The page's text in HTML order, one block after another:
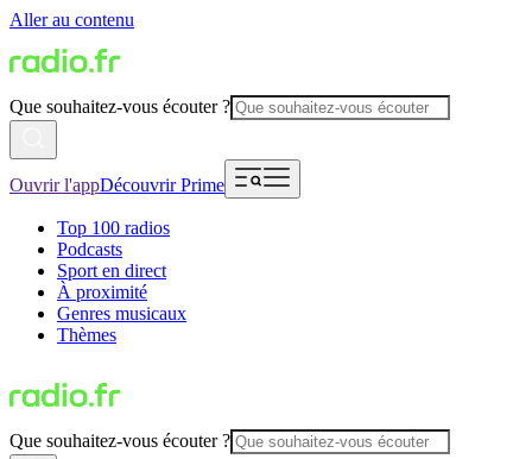
Aller au contenu
Que souhaitez-vous écouter ?
Ouvrir l'appDécouvrir Prime
Top 100 radios
Podcasts
Sport en direct
À proximité
Genres musicaux
Thèmes
Que souhaitez-vous écouter ?